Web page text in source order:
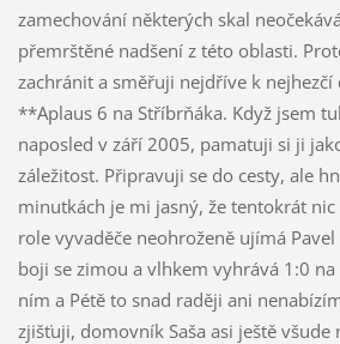
zamechování některých skal
přemrštěné nadšení z této oblasti.
zachránit a směřuji nejdříve k nejhezčí
**Aplaus 6 na Stříbrňáka. Když jsem
naposled v září 2005, pamatuji si ji
záležitost. Připravuji se do cesty, ale
minutkách je mi jasný, že tentokrát nic
role vyvaděče neohroženě ujímá
boji se zimou a vlhkem vyhrává 1:0 na
ním a Pétě to snad raději ani
zjišťuji, domovník Saša asi ještě všude